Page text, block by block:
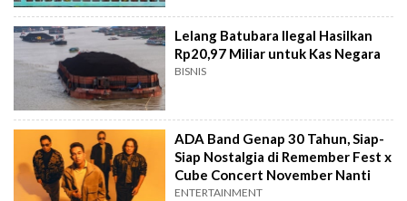
Lelang Batubara Ilegal Hasilkan
Rp20,97 Miliar untuk Kas Negara
BISNIS
ADA Band Genap 30 Tahun, Siap-
Siap Nostalgia di Remember Fest x
Cube Concert November Nanti
ENTERTAINMENT